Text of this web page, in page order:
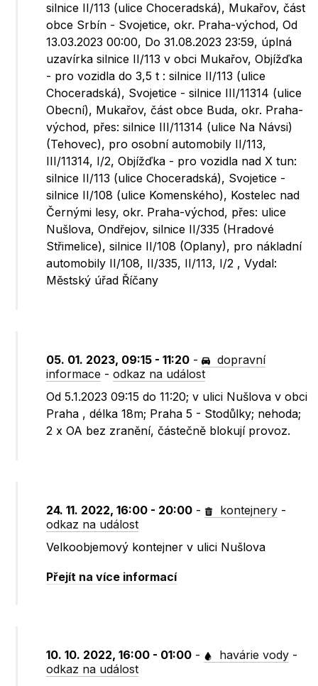
silnice II/113 (ulice Choceradská), Mukařov, část
obce Srbín - Svojetice, okr. Praha-východ, Od
13.03.2023 00:00, Do 31.08.2023 23:59, úplná
uzavírka silnice II/113 v obci Mukařov, Objížďka
- pro vozidla do 3,5 t : silnice II/113 (ulice
Choceradská), Svojetice - silnice III/11314 (ulice
Obecní), Mukařov, část obce Buda, okr. Praha-
východ, přes: silnice III/11314 (ulice Na Návsi)
(Tehovec), pro osobní automobily II/113,
III/11314, I/2, Objížďka - pro vozidla nad X tun:
silnice II/113 (ulice Choceradská), Svojetice -
silnice II/108 (ulice Komenského), Kostelec nad
Černými lesy, okr. Praha-východ, přes: ulice
Nušlova, Ondřejov, silnice II/335 (Hradové
Střimelice), silnice II/108 (Oplany), pro nákladní
automobily II/108, II/335, II/113, I/2 , Vydal:
Městský úřad Říčany
05. 01. 2023, 09:15 - 11:20 -
dopravní
informace -odkaz na událost
Od 5.1.2023 09:15 do 11:20; v ulici Nušlova v obci
Praha , délka 18m; Praha 5 - Stodůlky; nehoda;
2 x OA bez zranění, částečně blokují provoz.
24. 11. 2022, 16:00 - 20:00 - kontejnery -
odkaz na událost
Velkoobjemový kontejner v ulici Nušlova
Přejít na více informací
10. 10. 2022, 16:00 - 01:00 - havárie vody -
odkaz na událost